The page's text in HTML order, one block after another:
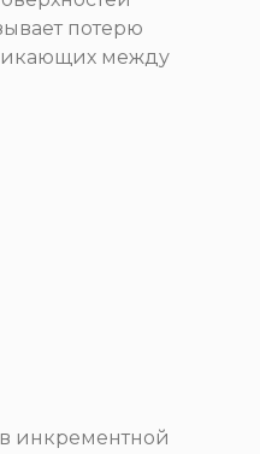
потерю
между
инкрементной